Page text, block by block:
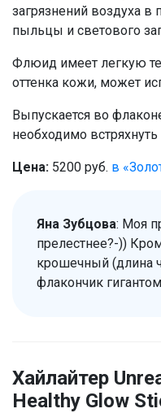
загрязнений воздуха в
пыльцы и светового
Флюид имеет легкую
оттенка кожи, может
Выпускается во
необходимо
Цена: 5200 руб. в
Яна Зубцова: Моя
прелестнее?-))
крошечный (длина
флакончик
Хайлайтер
Healthy Glow